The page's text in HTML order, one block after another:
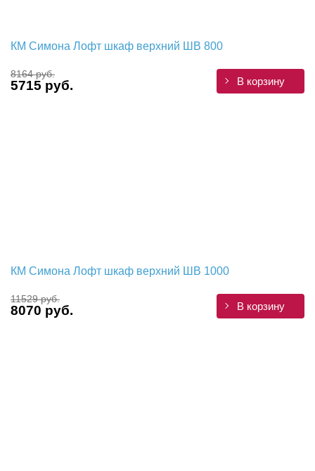
КМ Симона Лофт шкаф верхний ШВ 800
8164 руб.
5715 руб. В корзину
КМ Симона Лофт шкаф верхний ШВ 1000
11529 руб.
8070 руб. В корзину